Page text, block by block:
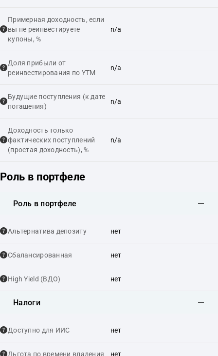
Примерная доходность, если
вы не реинвестируете
купоны, %
n/a
Доля прибыли от
реинвестирования по YTM
n/a
Будущие поступления (к дате
погашения)
n/a
Доходность только
фактических поступлений
(простая доходность), %
n/a
Роль в портфеле
Роль в портфеле
Альтернатива депозиту нет
Сбалансированная нет
High Yield (ВДО) нет
Налоги
Доступно для ИИС нет
Льгота по времени владения нет